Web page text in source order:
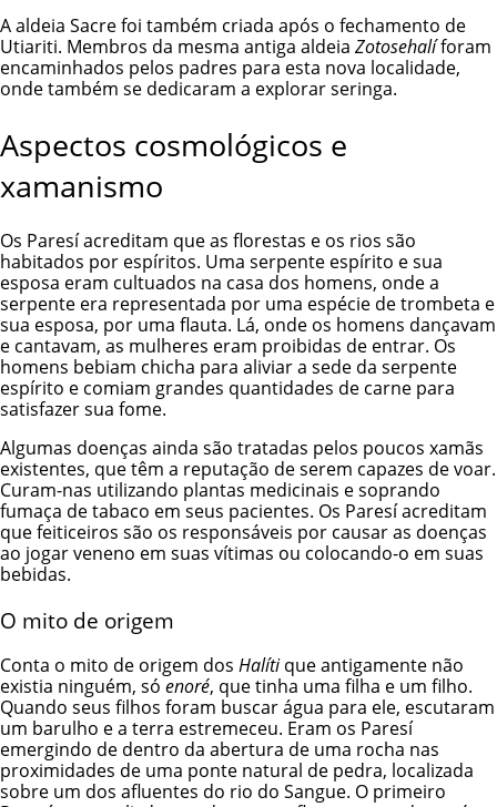
A aldeia Sacre foi também criada após o fechamento de
Utiariti. Membros da mesma antiga aldeia Zotosehalíforam
encaminhados pelos padres para esta nova localidade,
onde também se dedicaram a explorar seringa.
Aspectos cosmológicos e
xamanismo
Os Paresí acreditam que as florestas e os rios são
habitados por espíritos. Uma serpente espírito e sua
esposa eram cultuados na casa dos homens, onde a
serpente era representada por uma espécie de trombeta e
sua esposa, por uma flauta. Lá, onde os homens dançavam
e cantavam, as mulheres eram proibidas de entrar. Os
homens bebiam chicha para aliviar a sede da serpente
espírito e comiam grandes quantidades de carne para
satisfazer sua fome.
Algumas doenças ainda são tratadas pelos poucos xamãs
existentes, que têm a reputação de serem capazes de voar.
Curam-nas utilizando plantas medicinais e soprando
fumaça de tabaco em seus pacientes. Os Paresí acreditam
que feiticeiros são os responsáveis por causar as doenças
ao jogar veneno em suas vítimas ou colocando-o em suas
bebidas.
O mito de origem
Conta o mito de origem dos Halítique antigamente não
existia ninguém, só enoré, que tinha uma filha e um filho.
Quando seus filhos foram buscar água para ele, escutaram
um barulho e a terra estremeceu. Eram os Paresí
emergindo de dentro da abertura de uma rocha nas
proximidades de uma ponte natural de pedra, localizada
sobre um dos afluentes do rio do Sangue. O primeiro